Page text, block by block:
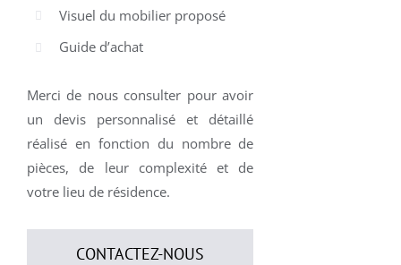
Visuel du mobilier proposé
Guide d’achat
Merci de nous consulter pour avoir
un devis personnalisé et détaillé
réalisé en fonction du nombre de
pièces, de leur complexité et de
votre lieu de résidence.
CONTACTEZ-NOUS